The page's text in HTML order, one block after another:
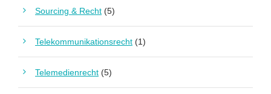
Sourcing & Recht (5)
Telekommunikationsrecht (1)
Telemedienrecht (5)